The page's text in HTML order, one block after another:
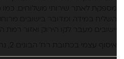
השליח במידה ומדובר בישובים